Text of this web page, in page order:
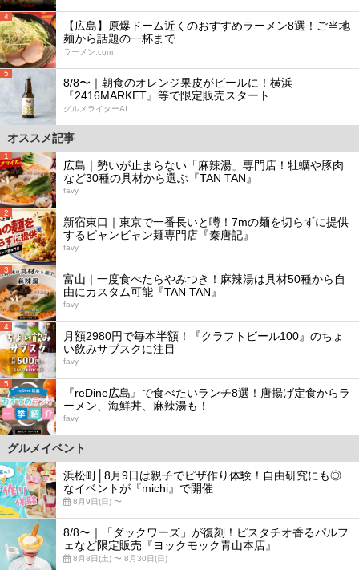
4
【広島】原爆ドーム近くのおすすめラーメン8選！ご当地
麺から話題の一杯まで
ラーメン.com
5
8/8〜｜朝食のオレンジ果皮がビールに！横浜
『2416MARKET』等で限定販売スタート
グルメライターAI
オススメ記事
1
広島｜勢いが止まらない「麻辣湯」専門店！牡蠣や豚肉
など30種の具材から選ぶ『TAN TAN』
favy
2
新宿東口｜東京で一番長いと噂！7mの麺を切らずに提供
するビャンビャン麺専門店『秦唐記』
favy
3
富山｜一度食べたらやみつき！麻辣湯は具材50種から自
由にカスタム可能『TAN TAN』
favy
4
月額2980円で毎本半額！『クラフトビール100』のちょ
い飲みサブスクに注目
favy
5
『reDine広島』で食べたいランチ8選！唐揚げ定食からラ
ーメン、海鮮丼、麻辣湯も！
favy
グルメイベント
浜松町│8月9日は親子でピザ作り体験！自由研究にも◎
なイベントが『michi』で開催
8月9日(日) 〜
8/8〜｜「ダックワーズ」が復刻！ピスタチオ香るパルフ
ェなど限定販売『ヨックモック青山本店』
8月8日(土) 〜 8月30日(日)